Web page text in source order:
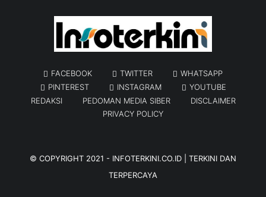
FACEBOOK TWITTER
WHATSAPP
PINTEREST
INSTAGRAM
YOUTUBE
REDAKSI
PEDOMAN MEDIA SIBER
DISCLAIMER
PRIVACY POLICY
© COPYRIGHT 2021 - INFOTERKINI.CO.ID | TERKINI DAN
TERPERCAYA